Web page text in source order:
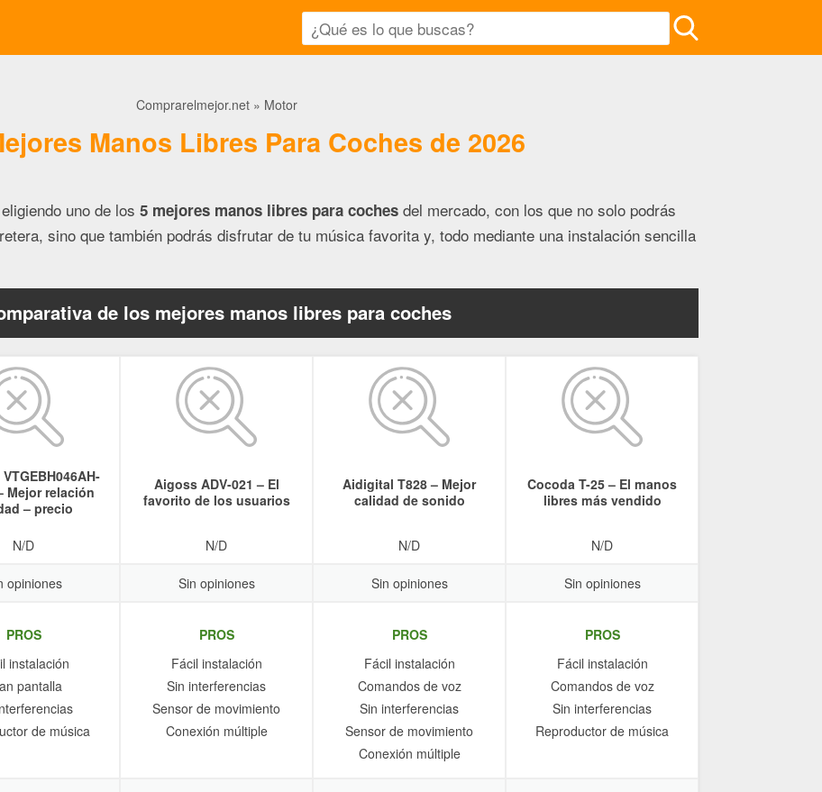
Comprarelmejor.net Motor
Manos Libres Para Coches de 2026
uno de los 5 mejores manos libres para coches del mercado, con los que no solo podrás
sino que también podrás disfrutar de tu música favorita y, todo mediante una instalación sencilla
de los mejores manos libres para coches
Mejor relación
– precio
N/D
opiniones
PROS
instalación
pantalla
de música
Aigoss ADV-021 – El
favorito de los usuarios
N/D
Sin opiniones
PROS
Fácil instalación
Sin interferencias
Sensor de movimiento
Conexión múltiple
Aidigital T828 – Mejor
calidad de sonido
N/D
Sin opiniones
PROS
Fácil instalación
Comandos de voz
Sin interferencias
Sensor de movimiento
Conexión múltiple
Cocoda T-25 – El manos
libres más vendido
N/D
Sin opiniones
PROS
Fácil instalación
Comandos de voz
Sin interferencias
Reproductor de música